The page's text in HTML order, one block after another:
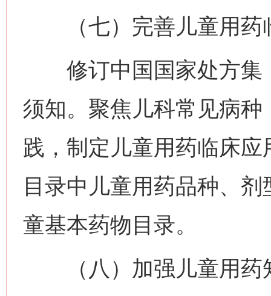
（七）完善儿童用药
修订中国国家处方集
须知。聚焦儿科常见病
践，制定儿童用药临床
目录中儿童用药品种、
童基本药物目录。
（八）加强儿童用药